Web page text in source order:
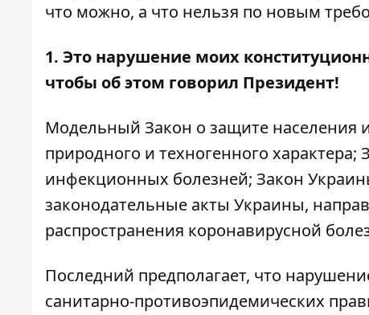
что можно, а что нельзя по новым
1. Это нарушение моих
чтобы об этом говорил Президент!
Модельный Закон о защите населения
природного и техногенного характера;
инфекционных болезней; Закон
законодательные акты Украины,
распространения коронавирусной
Последний предполагает, что
санитарно-противоэпидемических